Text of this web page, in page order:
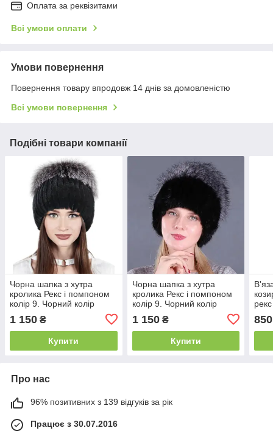
Оплата за реквізитами
Всі умови оплати
Умови повернення
Повернення товару впродовж 14 днів за домовленістю
Всі умови повернення
Подібні товари компанії
Чорна шапка з хутра
кролика Рекс і помпоном
колір 9. Чорний колір
1 150 ₴
Купити
Чорна шапка з хутра
кролика Рекс і помпоном
колір 9. Чорний колір
1 150₴
Купити
850
Про нас
96% позитивних з 139 відгуків за рік
Працює з 30.07.2016